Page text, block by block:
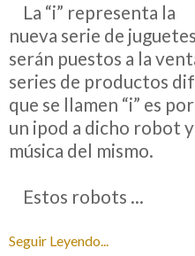
La “i” representa la
nueva serie de
serán puestos a la
series de productos
que se llamen “i” es
un ipod a dicho robot
música del mismo.
Estos robots ...
Seguir Leyendo...